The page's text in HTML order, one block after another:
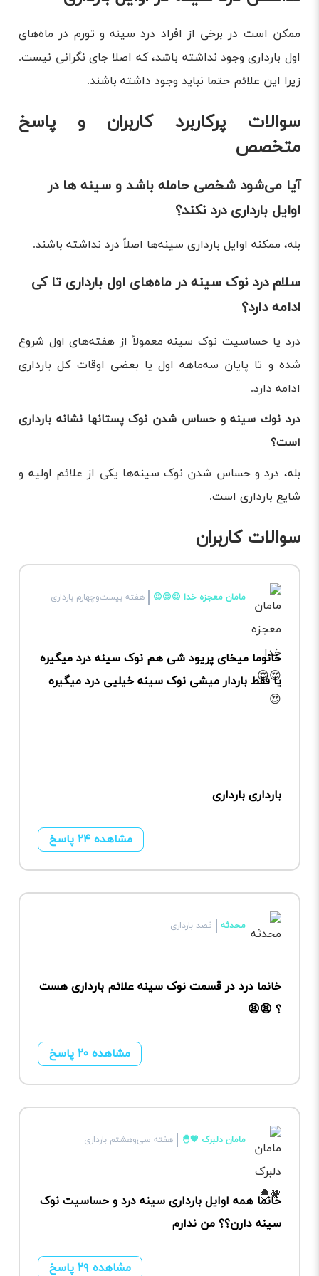
ممکن است در برخی از افراد درد سینه و تورم در ماه‌های
اول بارداری وجود نداشته باشد، که اصلا جای نگرانی نیست.
زیرا این علائم حتما نباید وجود داشته باشند.
سوالات پرکاربرد کاربران و پاسخ
متخصص
آیا می‌شود شخصی حامله باشد و سینه ها در
اوایل بارداری درد نکند؟
بله، ممکنه اوایل بارداری سینه‌ها اصلاً درد نداشته باشند.
سلام درد نوک سینه در ماه‌های اول بارداری تا کی
ادامه دارد؟
درد یا حساسیت نوک سینه معمولاً از هفته‌های اول شروع
شده و تا پایان سه‌ماهه اول یا بعضی اوقات کل بارداری
ادامه دارد.
درد نوك سينه و حساس شدن نوک پستانها نشانه بارداری
است؟
بله، درد و حساس شدن نوک سینه‌ها یکی از علائم اولیه و
شایع بارداری است.
سوالات کاربران
مامان معجزه خدا 😍😍😍 هفته بیست‌وچهارم بارداری
خانوما میخای پریود شی هم نوک سینه درد میگیره
یا فقط باردار میشی نوک سینه خیلیی درد میگیره
بارداری بارداری
مشاهده ۲۴ پاسخ
محدثه قصد بارداری
خانما درد در قسمت نوک سینه علائم بارداری هست
؟ 😫😫
مشاهده ۲۰ پاسخ
مامان دلبرک 💗🐣 هفته سی‌وهشتم بارداری
خانما همه اوایل بارداری سینه درد و حساسیت نوک
سینه دارن؟؟ من ندارم
مشاهده ۲۹ پاسخ